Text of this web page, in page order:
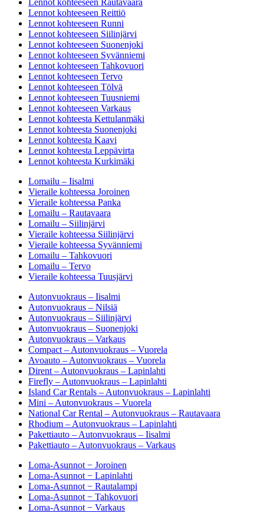
Lennot kohteeseen Reittiö
Lennot kohteeseen Runni
Lennot kohteeseen Siilinjärvi
Lennot kohteeseen Suonenjoki
Lennot kohteeseen Syvänniemi
Lennot kohteeseen Tahkovuori
Lennot kohteeseen Tervo
Lennot kohteeseen Tölvä
Lennot kohteeseen Tuusniemi
Lennot kohteeseen Varkaus
Lennot kohteesta Kettulanmäki
Lennot kohteesta Suonenjoki
Lennot kohteesta Kaavi
Lennot kohteesta Leppävirta
Lennot kohteesta Kurkimäki
Lomailu – Iisalmi
Vieraile kohteessa Joroinen
Vieraile kohteessa Panka
Lomailu – Rautavaara
Lomailu – Siilinjärvi
Vieraile kohteessa Siilinjärvi
Vieraile kohteessa Syvänniemi
Lomailu – Tahkovuori
Lomailu – Tervo
Vieraile kohteessa Tuusjärvi
Autonvuokraus – Iisalmi
Autonvuokraus – Nilsiä
Autonvuokraus – Siilinjärvi
Autonvuokraus – Suonenjoki
Autonvuokraus – Varkaus
Compact – Autonvuokraus – Vuorela
Avoauto – Autonvuokraus – Vuorela
Dirent – Autonvuokraus – Lapinlahti
Firefly – Autonvuokraus – Lapinlahti
Island Car Rentals – Autonvuokraus – Lapinlahti
Mini – Autonvuokraus – Vuorela
National Car Rental – Autonvuokraus – Rautavaara
Rhodium – Autonvuokraus – Lapinlahti
Pakettiauto – Autonvuokraus – Iisalmi
Pakettiauto – Autonvuokraus – Varkaus
Loma-Asunnot − Joroinen
Loma-Asunnot − Lapinlahti
Loma-Asunnot − Rautalampi
Loma-Asunnot − Tahkovuori
Loma-Asunnot − Varkaus